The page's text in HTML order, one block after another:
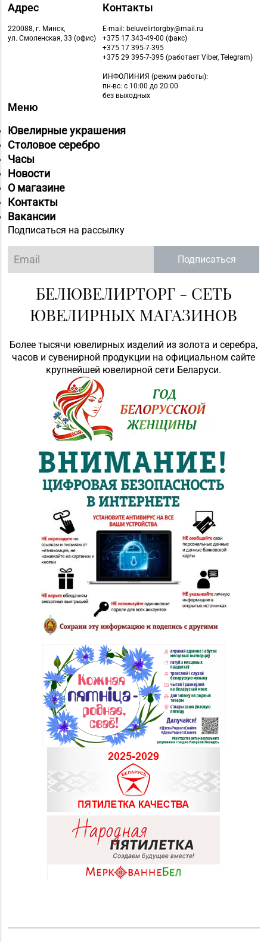
Адрес
220088, г. Минск,
ул. Смоленская, 33 (офис)
Контакты
E-mail: beluvelirtorgby@mail.ru
+375 17 343-49-00 (факс)
+375 17 395-7-395
+375 29 395-7-395 (работает Viber, Telegram)
ИНФОЛИНИЯ (режим работы):
пн-вс: с 10:00 до 20:00
без выходных
Меню
Ювелирные украшения
Столовое серебро
Часы
Новости
О магазине
Контакты
Вакансии
Подписаться на рассылку
Подписаться
БЕЛЮВЕЛИРТОРГ - СЕТЬ
ЮВЕЛИРНЫХ МАГАЗИНОВ
Более тысячи ювелирных изделий из золота и серебра,
часов и сувенирной продукции на официальном сайте
крупнейшей ювелирной сети Беларуси.